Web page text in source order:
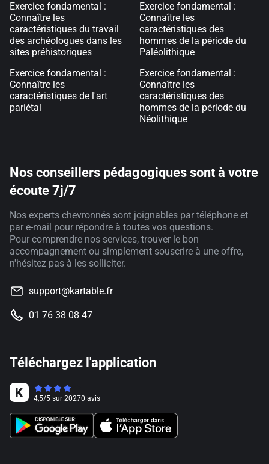
Exercice fondamental :
Connaître les
caractéristiques du travail
des archéologues dans les
sites préhistoriques
Exercice fondamental :
Connaître les
caractéristiques de l'art
pariétal
Exercice fondamental :
Connaître les
caractéristiques des
hommes de la période du
Paléolithique
Exercice fondamental :
Connaître les
caractéristiques des
hommes de la période du
Néolithique
Nos conseillers pédagogiques sont à votre
écoute 7j/7
Nos experts chevronnés sont joignables par téléphone et
par e-mail pour répondre à toutes vos questions.
Pour comprendre nos services, trouver le bon
accompagnement ou simplement souscrire à une offre,
n'hésitez pas à les solliciter.
support@kartable.fr
01 76 38 08 47
Téléchargez l'application
4,5/5 sur 20270 avis